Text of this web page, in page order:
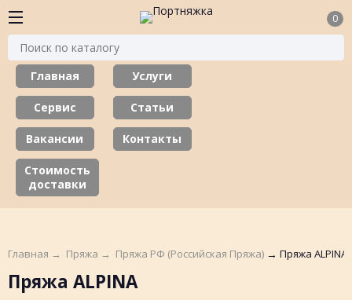
0
Главная Услуги
Сервис Статьи
Вакансии Контакты
Стоимость
доставки
Главная → Пряжа → Пряжа РФ (Российская Пряжа) → Пряжа ALPINA
Пряжа ALPINA